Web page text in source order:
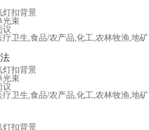
灯扣背景
光束
议
疗卫生,食品/农产品,化工,农林牧渔,地矿
灯扣背景
光束
议
疗卫生,食品/农产品,化工,农林牧渔,地矿
灯扣背景